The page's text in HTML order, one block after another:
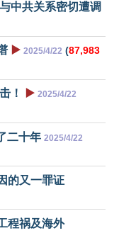
中共关系密切遭调
▶️ 2025/4/22 (87,983
！ ▶️ 2025/4/22
二十年 2025/4/22
的又一罪证
程祸及海外